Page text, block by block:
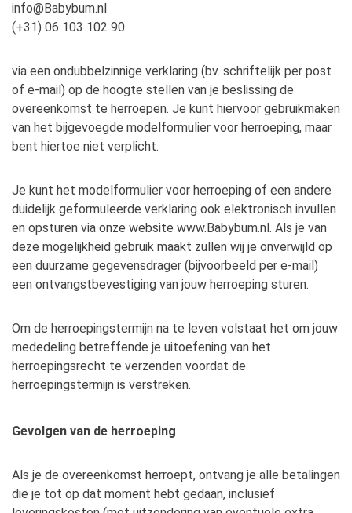
info@Babybum.nl
(+31) 06 103 102 90
via een ondubbelzinnige verklaring (bv. schriftelijk per post
of e-mail) op de hoogte stellen van je beslissing de
overeenkomst te herroepen. Je kunt hiervoor gebruikmaken
van het bijgevoegde modelformulier voor herroeping, maar
bent hiertoe niet verplicht.
Je kunt het modelformulier voor herroeping of een andere
duidelijk geformuleerde verklaring ook elektronisch invullen
en opsturen via onze website www.Babybum.nl. Als je van
deze mogelijkheid gebruik maakt zullen wij je onverwijld op
een duurzame gegevensdrager (bijvoorbeeld per e-mail)
een ontvangstbevestiging van jouw herroeping sturen.
Om de herroepingstermijn na te leven volstaat het om jouw
mededeling betreffende je uitoefening van het
herroepingsrecht te verzenden voordat de
herroepingstermijn is verstreken.
Gevolgen van de herroeping
Als je de overeenkomst herroept, ontvang je alle betalingen
die je tot op dat moment hebt gedaan, inclusief